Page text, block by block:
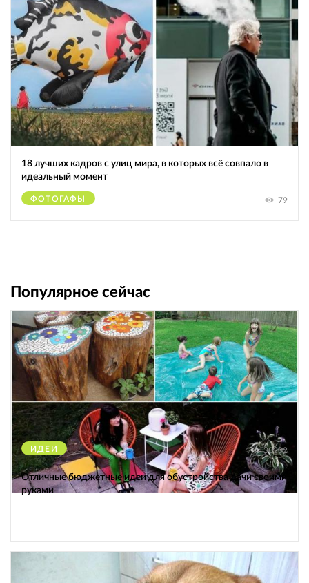
18 лучших кадров с улиц мира, в которых всё совпало в
идеальный момент
ФОТОГАФЫ 79
Популярное сейчас
ИДЕИ 38302
Отличные бюджетные идеи для обустройства дачи своими
руками